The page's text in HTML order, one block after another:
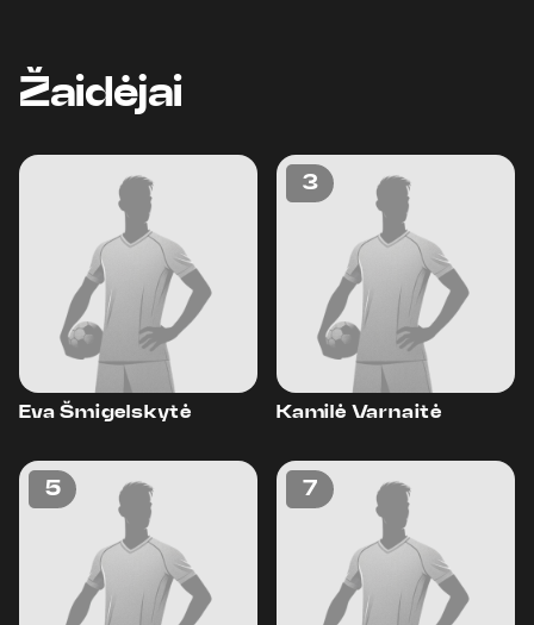
Žaidėjai
Eva Šmigelskytė
3
Kamilė Varnaitė
5 7